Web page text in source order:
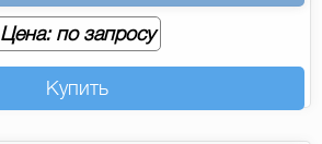
Цена: по запросу
Купить